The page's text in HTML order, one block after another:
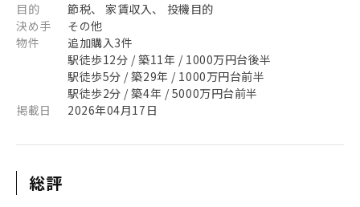
目的
節税、 家賃収入、 投機目的
決め手
その他
物件
追加購入3件
駅徒歩12分 / 築11年 / 1000万円台後半
駅徒歩5分 / 築29年 / 1000万円台前半
駅徒歩2分 / 築4年 / 5000万円台前半
掲載日
2026年04月17日
総評